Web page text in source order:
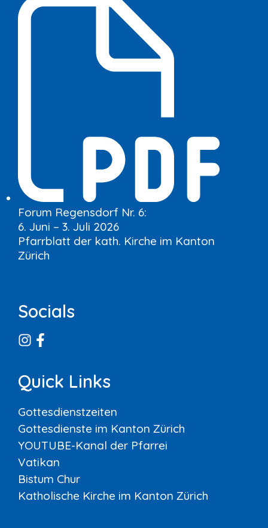
Forum Regensdorf Nr. 6:
6. Juni – 3. Juli 2026
Pfarrblatt der kath. Kirche im Kanton
Zürich
Socials
Quick Links
Gottesdienstzeiten
Gottesdienste im Kanton Zürich
YOUTUBE-Kanal der Pfarrei
Vatikan
Bistum Chur
Katholische Kirche im Kanton Zürich